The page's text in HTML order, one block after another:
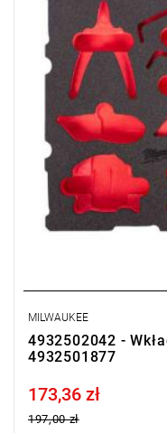
MILWAUKEE
4932502042 -
4932501877
Price tax included
173,36 zł
197,00 zł